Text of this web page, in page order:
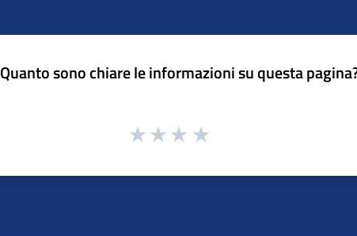
Quanto sono chiare le informazioni su questa